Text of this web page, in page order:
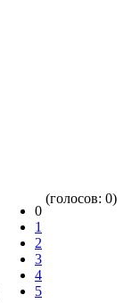
0
1
2
3
4
5
(голосов: 0)